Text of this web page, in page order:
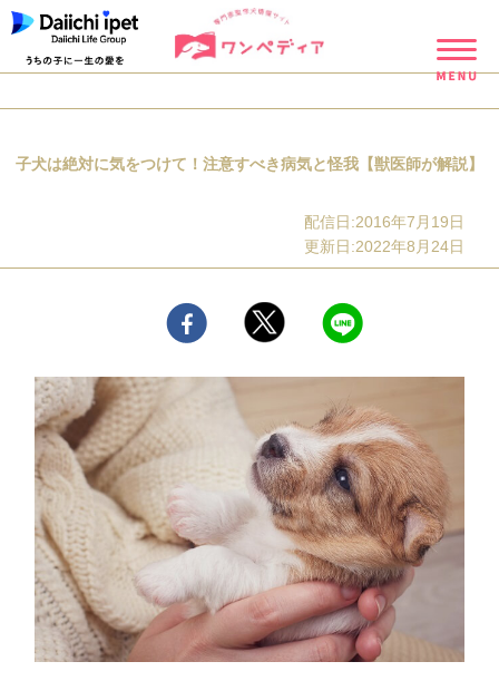
子犬は絶対に気をつけて！注意すべき病気と怪我【獣医師が解説】
配信日:2016年7月19日
更新日:2022年8月24日